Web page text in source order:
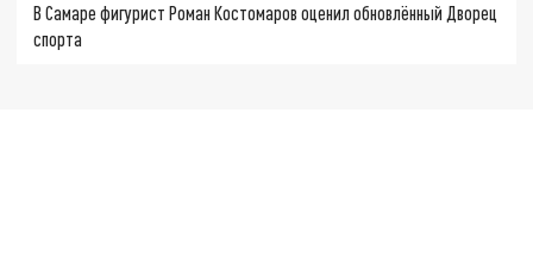
В Самаре фигурист Роман Костомаров оценил обновлённый Дворец
спорта